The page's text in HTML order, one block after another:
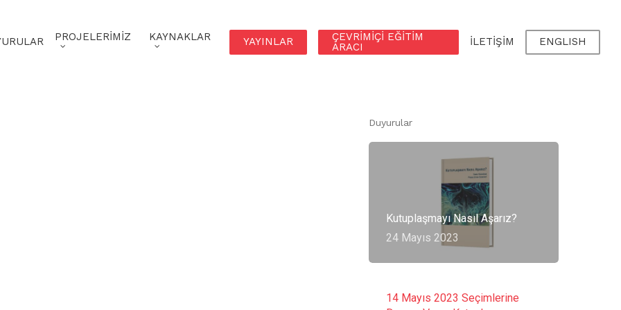
PROJELERIMIZ KAYNAKLAR YAYINLAR
ÇEVRIMIÇI EĞITIM
ARACI
İLETIŞIM ENGLISH
Duyurular
Kutuplaşmayı Nasıl Aşarız?
24 Mayıs 2023
14 Mayıs 2023 Seçimlerine